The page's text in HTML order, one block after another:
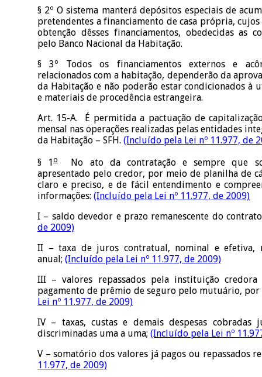
§ 2º O sistema manterá depósitos especiais de
pretendentes a financiamento de casa própria,
obtenção dêsses financiamentos, obedecidas as
pelo Banco Nacional da Habitação.
§ 3º Todos os financiamentos externos e
relacionados com a habitação, dependerão da
da Habitação e não poderão estar condicionados à
e materiais de procedência estrangeira.
Art. 15-A. É permitida a pactuação de
mensal nas operações realizadas pelas entidades
da Habitação – SFH. (Incluído pela Lei nº 11.977, de
§ 1oNo ato da contratação e sempre que
apresentado pelo credor, por meio de planilha de
claro e preciso, e de fácil entendimento e
informações: (Incluído pela Lei nº 11.977, de 2009)
I – saldo devedor e prazo remanescente do
de 2009)
II – taxa de juros contratual, nominal e efetiva,
anual; (Incluído pela Lei nº 11.977, de 2009)
III – valores repassados pela instituição
pagamento de prêmio de seguro pelo mutuário,
Lei nº 11.977, de 2009)
IV – taxas, custas e demais despesas cobradas
discriminadas uma a uma; (Incluído pela Lei nº
V – somatório dos valores já pagos ou repassados
11.977, de 2009)